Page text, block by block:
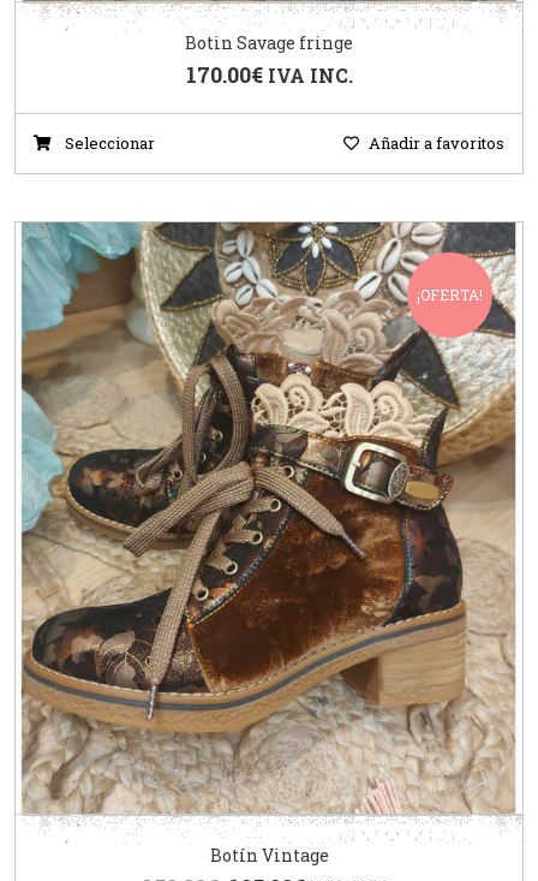
Botin Savage fringe
170.00€ IVA INC.
Seleccionar Añadir a favoritos
¡OFERTA!
Botín Vintage